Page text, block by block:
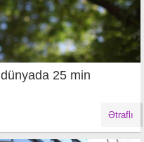
25 min
Ətraflı